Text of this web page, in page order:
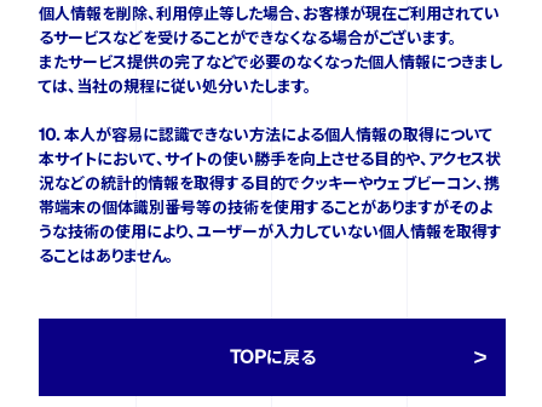
個人情報を削除、利用停止等した場合、お客様が現在ご利用されてい
るサービスなどを受けることができなくなる場合がございます。
またサービス提供の完了などで必要のなくなった個人情報につきまし
ては、当社の規程に従い処分いたします。
10. 本人が容易に認識できない方法による個人情報の取得について
本サイトにおいて、サイトの使い勝手を向上させる目的や、アクセス状
況などの統計的情報を取得する目的でクッキーやウェブビーコン、携
帯端末の個体識別番号等の技術を使用することがありますがそのよ
うな技術の使用により、ユーザーが入力していない個人情報を取得す
ることはありません。
TOPに戻る